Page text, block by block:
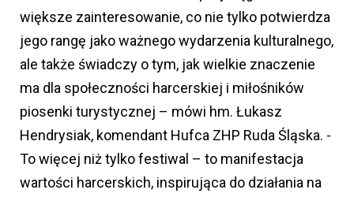
większe zainteresowanie, co nie tylko potwierdza
jego rangę jako ważnego wydarzenia kulturalnego,
ale także świadczy o tym, jak wielkie znaczenie
ma dla społeczności harcerskiej i miłośników
piosenki turystycznej – mówi hm. Łukasz
Hendrysiak, komendant Hufca ZHP Ruda Śląska. -
To więcej niż tylko festiwal – to manifestacja
wartości harcerskich, inspirująca do działania na